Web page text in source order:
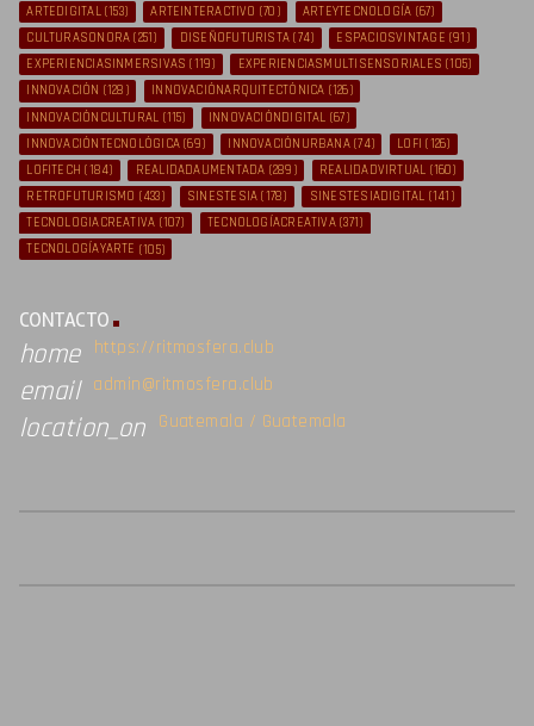
ARTEDIGITAL(153) ARTEINTERACTIVO (70) ARTEYTECNOLOGÍA (67)
CULTURASONORA (251) DISEÑOFUTURISTA (74) ESPACIOSVINTAGE (91)
EXPERIENCIASINMERSIVAS (119) EXPERIENCIASMULTISENSORIALES (105)
INNOVACIÓN (128) INNOVACIÓNARQUITECTÓNICA (126)
INNOVACIÓNCULTURAL (115) INNOVACIÓNDIGITAL (67)
INNOVACIÓNTECNOLÓGICA (69) INNOVACIÓNURBANA(74) LOFI (126)
LOFITECH (184) REALIDADAUMENTADA (289) REALIDADVIRTUAL (160)
RETROFUTURISMO (433) SINESTESIA (178) SINESTESIADIGITAL (141)
TECNOLOGIACREATIVA (107) TECNOLOGÍACREATIVA(371)
TECNOLOGÍAYARTE (105)
CONTACTO
home https://ritmosfera.club
email admin@ritmosfera.club
location_on Guatemala / Guatemala